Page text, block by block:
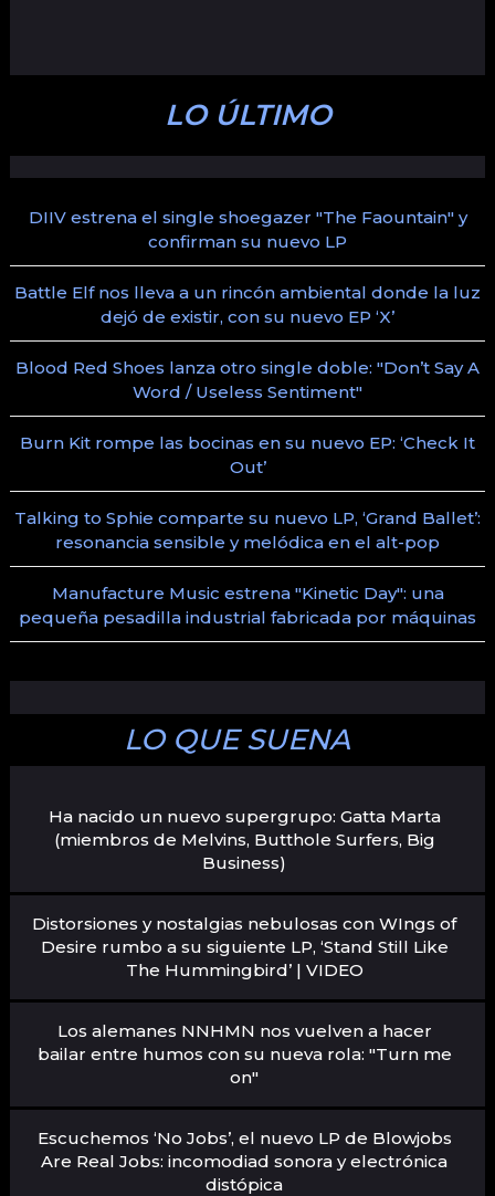
LO ÚLTIMO
DIIV estrena el single shoegazer "The Faountain" y
confirman su nuevo LP
Battle Elf nos lleva a un rincón ambiental donde la luz
dejó de existir, con su nuevo EP ‘X’
Blood Red Shoes lanza otro single doble: "Don’t Say A
Word / Useless Sentiment"
Burn Kit rompe las bocinas en su nuevo EP: ‘Check It
Out’
Talking to Sphie comparte su nuevo LP, ‘Grand Ballet’:
resonancia sensible y melódica en el alt-pop
Manufacture Music estrena "Kinetic Day": una
pequeña pesadilla industrial fabricada por máquinas
LO QUE SUENA
Ha nacido un nuevo supergrupo: Gatta Marta
(miembros de Melvins, Butthole Surfers, Big
Business)
Distorsiones y nostalgias nebulosas con WIngs of
Desire rumbo a su siguiente LP, ‘Stand Still Like
The Hummingbird’ | VIDEO
Los alemanes NNHMN nos vuelven a hacer
bailar entre humos con su nueva rola: "Turn me
on"
Escuchemos ‘No Jobs’, el nuevo LP de Blowjobs
Are Real Jobs: incomodiad sonora y electrónica
distópica